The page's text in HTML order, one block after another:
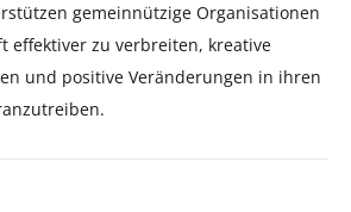
gemeinnützige Organisationen
effektiver zu verbreiten, kreative
und positive Veränderungen in ihren